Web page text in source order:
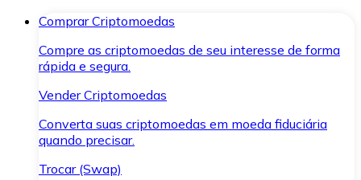
Comprar Criptomoedas
Compre as criptomoedas de seu interesse de forma
rápida e segura.
Vender Criptomoedas
Converta suas criptomoedas em moeda fiduciária
quando precisar.
Trocar (Swap)